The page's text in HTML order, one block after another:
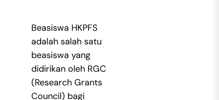
Beasiswa HKPFS
adalah salah satu
beasiswa yang
didirikan oleh RGC
(Research Grants
Council) bagi